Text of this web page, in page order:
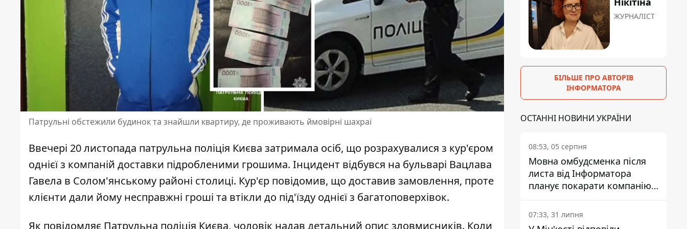
Патрульні обстежили будинок та знайшли квартиру, де проживають ймовірні шахраї
Ввечері 20 листопада патрульна поліція Києва затримала осіб, що розрахувалися з кур'єром
однієї з компаній доставки підробленими грошима. Інцидент відбувся на бульварі Вацлава
Гавела в Солом'янському районі столиці. Кур'єр повідомив, що доставив замовлення, проте
клієнти дали йому несправжні гроші та втікли до під'їзду однієї з багатоповерхівок.
Як повідомляє Патрульна поліція Києва, чоловік надав детальний опис зловмисників. Коли
ЖУРНАЛІСТ
БІЛЬШЕ ПРО АВТОРІВ
ІНФОРМАТОРА
ОСТАННІ НОВИНИ УКРАЇНИ
08:53, 05 серпня
Мовна омбудсменка після
листа від Інформатора
планує покарати компанію-
підрядника ПриватБанку
07:33, 31 липня